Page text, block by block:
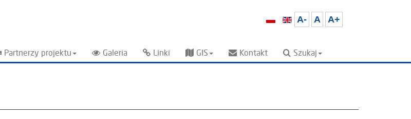
A- A A+
Partnerzy projektu Galeria Linki GIS Kontakt Szukaj